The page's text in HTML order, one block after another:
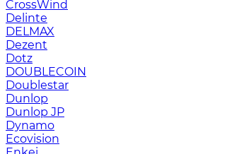
CrossWind
Delinte
DELMAX
Dezent
Dotz
DOUBLECOIN
Doublestar
Dunlop
Dunlop JP
Dynamo
Ecovision